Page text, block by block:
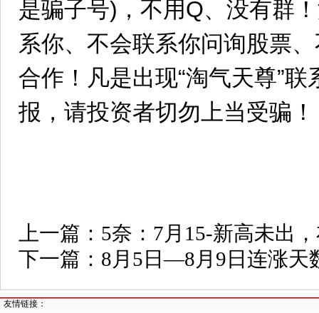
是骗子号)，不用Q、没有群
系你、不会联系你问询股票
合作！凡是出现“淘气天尊”
报，请投资者切勿上当受骗！
上一篇： 5奈：7月15-新高未出
下一篇： 8月5日—8月9日连涨天
友情链接：